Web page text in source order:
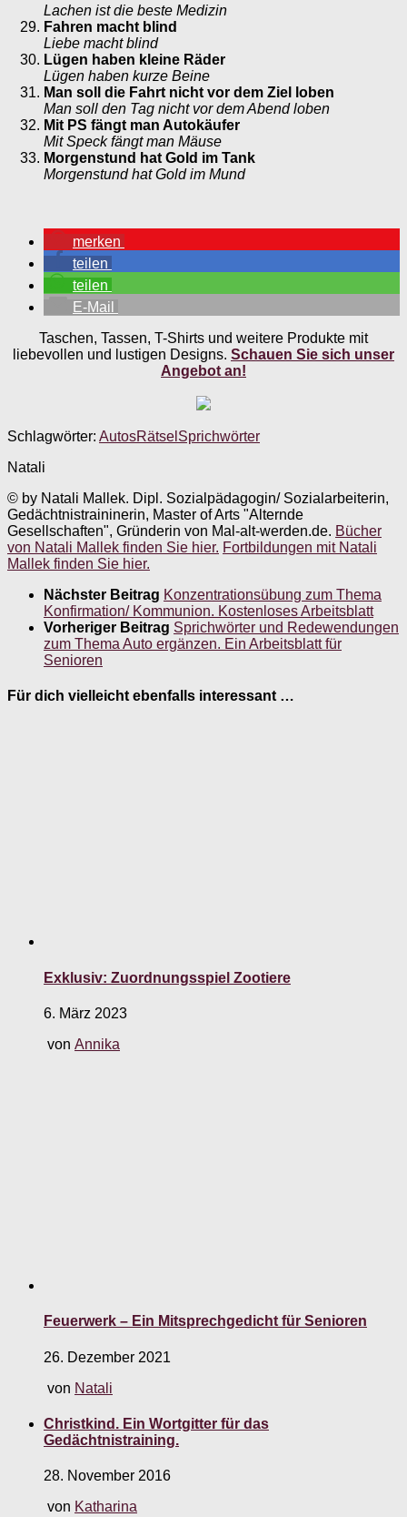
Lachen ist die beste Medizin
Fahren macht blind
Liebe macht blind
Lügen haben kleine Räder
Lügen haben kurze Beine
Man soll die Fahrt nicht vor dem Ziel loben
Man soll den Tag nicht vor dem Abend loben
Mit PS fängt man Autokäufer
Mit Speck fängt man Mäuse
Morgenstund hat Gold im Tank
Morgenstund hat Gold im Mund
merken
teilen
teilen
E-Mail
Taschen, Tassen, T-Shirts und weitere Produkte mit
liebevollen und lustigen Designs. Schauen Sie sich unser
Angebot an!
Schlagwörter: AutosRätsel Sprichwörter
Natali
© by Natali Mallek. Dipl. Sozialpädagogin/ Sozialarbeiterin,
Gedächtnistraininerin, Master of Arts "Alternde
Gesellschaften", Gründerin von Mal-alt-werden.de. Bücher
von Natali Mallek finden Sie hier. Fortbildungen mit Natali
Mallek finden Sie hier.
Nächster Beitrag Konzentrationsübung zum Thema
Konfirmation/ Kommunion. Kostenloses Arbeitsblatt
Vorheriger Beitrag Sprichwörter und Redewendungen
zum Thema Auto ergänzen. Ein Arbeitsblatt für
Senioren
Für dich vielleicht ebenfalls interessant …
Exklusiv: Zuordnungsspiel Zootiere
6. März 2023
von Annika
Feuerwerk – Ein Mitsprechgedicht für Senioren
26. Dezember 2021
von Natali
Christkind. Ein Wortgitter für das
Gedächtnistraining.
28. November 2016
von Katharina